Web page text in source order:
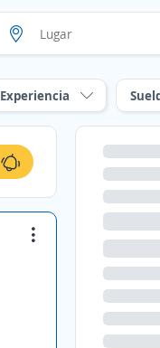
Experiencia